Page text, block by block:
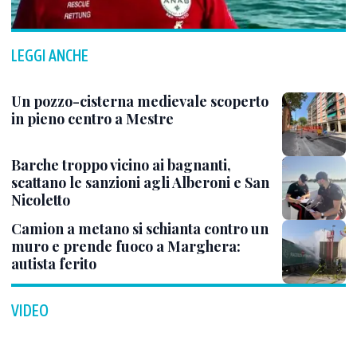
LEGGI ANCHE
Un pozzo-cisterna medievale scoperto
in pieno centro a Mestre
Barche troppo vicino ai bagnanti,
scattano le sanzioni agli Alberoni e San
Nicoletto
Camion a metano si schianta contro un
muro e prende fuoco a Marghera:
autista ferito
VIDEO